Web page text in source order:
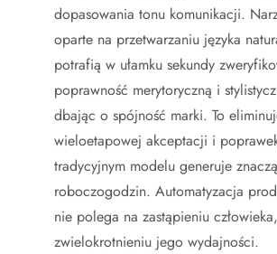
dopasowania tonu komunikacji.
oparte na przetwarzaniu języka
potrafią w ułamku sekundy
poprawność merytoryczną i
dbając o spójność marki. To
wieloetapowej akceptacji i
tradycyjnym modelu generuje
roboczogodzin. Automatyzacja
nie polega na zastąpieniu
zwielokrotnieniu jego wydajności.